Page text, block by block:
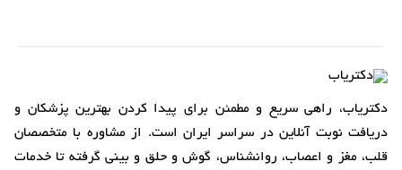
دکتریاب، راهی سریع و مطمئن برای پیدا کردن بهترین پزشکان و
دریافت نوبت آنلاین در سراسر ایران است. از مشاوره با متخصصان
قلب، مغز و اعصاب، روانشناس، گوش و حلق و بینی گرفته تا خدمات